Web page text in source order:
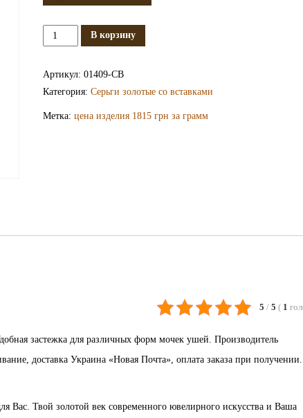
Количество
Золотые
В корзину
Артикул: 01409-СВ
Категория: Серьги золотые со вставками
Метка: цена изделия 1815 грн за грамм
5 / 5 ( 1
застежка для различных форм мочек ушей. Производитель
доставка Украина «Новая Почта», оплата заказа при получении.
Вас. Твой золотой век современного ювелирного искусства и Ваша